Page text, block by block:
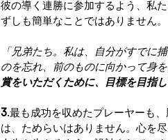
彼の導く連勝に参加するよう、私
ずしも簡単なことではありません。
「兄弟たち。私は、自分がすでに
のを忘れ、前のものに向かって身
賞をいただくために、目標を目指
3.最も成功を収めたプレーヤーも
は、ためらいはありません。心を